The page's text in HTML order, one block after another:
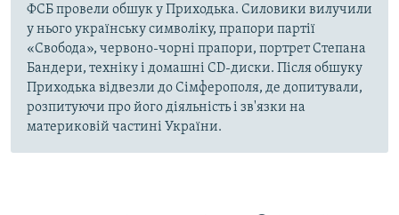
ФСБ провели обшук у Приходька. Силовики вилучили
у нього українську символіку, прапори партії
«Свобода», червоно-чорні прапори, портрет Степана
Бандери, техніку і домашні CD-диски. Після обшуку
Приходька відвезли до Сімферополя, де допитували,
розпитуючи про його діяльність і зв'язки на
материковій частині України.